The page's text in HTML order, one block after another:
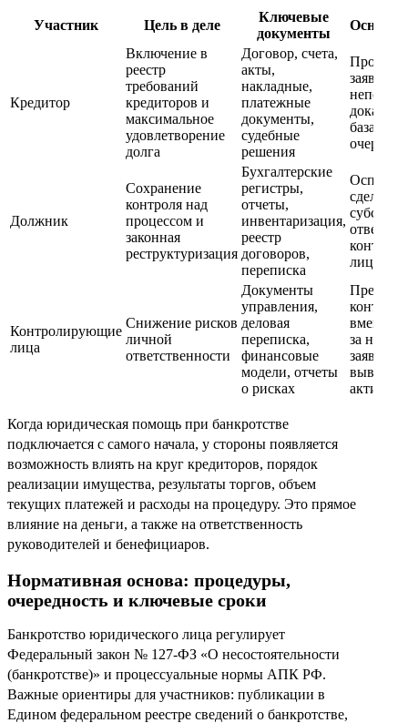
Участник Цель в деле
Ключевые
документы
Кредитор
Включение в
реестр
требований
кредиторов и
максимальное
удовлетворение
долга
Договор, счета,
акты,
накладные,
платежные
документы,
судебные
решения
Пропуск
неполная
база,
Должник
Сохранение
контроля над
процессом и
законная
реструктуризация
Бухгалтерские
регистры,
отчеты,
инвентаризация,
реестр
договоров,
переписка
сделок,
лиц
Контролирующие
лица
Снижение рисков
личной
ответственности
Документы
управления,
деловая
переписка,
финансовые
модели, отчеты
о рисках
за
активов
Когда юридическая помощь при банкротстве
подключается с самого начала, у стороны появляется
возможность влиять на круг кредиторов, порядок
реализации имущества, результаты торгов, объем
текущих платежей и расходы на процедуру. Это прямое
влияние на деньги, а также на ответственность
руководителей и бенефициаров.
Нормативная основа: процедуры,
очередность и ключевые сроки
Банкротство юридического лица регулирует
Федеральный закон № 127-ФЗ «О несостоятельности
(банкротстве)» и процессуальные нормы АПК РФ.
Важные ориентиры для участников: публикации в
Едином федеральном реестре сведений о банкротстве,